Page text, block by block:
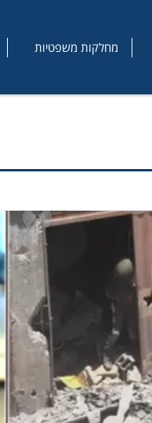
מחלקות משפטיות